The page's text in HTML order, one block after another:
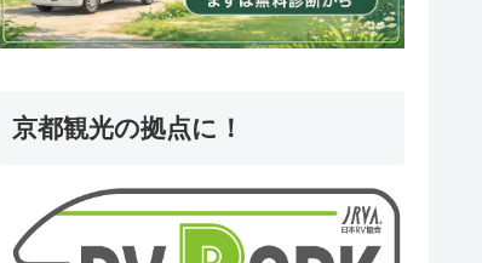
京都観光の拠点に！